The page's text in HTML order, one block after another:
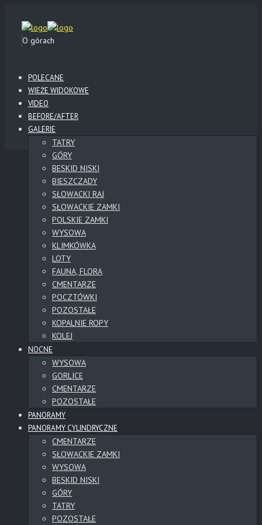
O górach
POLECANE
WIEŻE WIDOKOWE
VIDEO
BEFORE/AFTER
GALERIE
TATRY
GÓRY
BESKID NISKI
BIESZCZADY
SŁOWACKI RAJ
SŁOWACKIE ZAMKI
POLSKIE ZAMKI
WYSOWA
KLIMKÓWKA
LOTY
FAUNA, FLORA
CMENTARZE
POCZTÓWKI
POZOSTAŁE
KOPALNIE ROPY
KOLEJ
NOCNE
WYSOWA
GORLICE
CMENTARZE
POZOSTAŁE
PANORAMY
PANORAMY CYLINDRYCZNE
CMENTARZE
SŁOWACKIE ZAMKI
WYSOWA
BESKID NISKI
GÓRY
TATRY
POZOSTAŁE